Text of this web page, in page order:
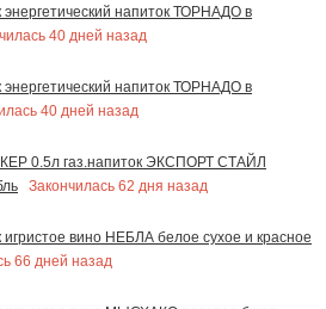
энергетический напиток ТОРНАДО в
40 дней назад
энергетический напиток ТОРНАДО в
40 дней назад
0.5л газ.напиток ЭКСПОРТ СТАЙЛ
Закончилась 62 дня назад
игристое вино НЕБЛА белое сухое и красное
66 дней назад